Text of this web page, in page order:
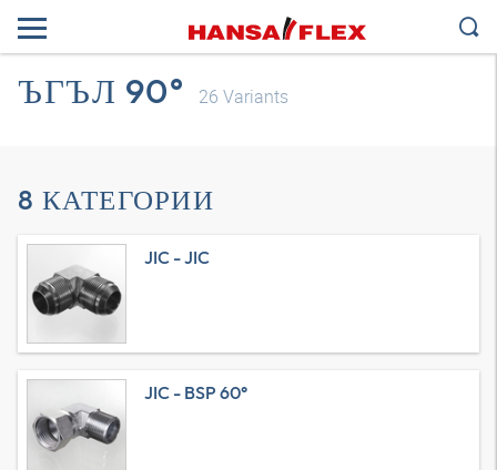
ЪГЪЛ 90° 26 Variants
8 КАТЕГОРИИ
JIC - JIC
JIC - BSP 60°